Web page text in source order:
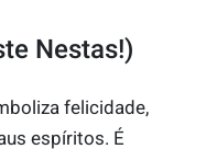
Nestas!)
felicidade,
espíritos. É